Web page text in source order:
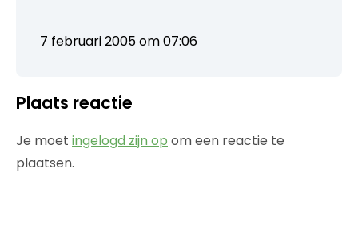
7 februari 2005 om 07:06
Plaats reactie
Je moet ingelogd zijn op om een reactie te
plaatsen.